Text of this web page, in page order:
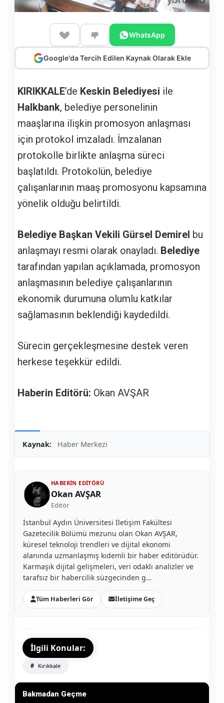
WhatsApp
Google'da Tercih Edilen Kaynak Olarak Ekle
KIRIKKALE’de Keskin Belediyesi ile
Halkbank, belediye personelinin
maaşlarına ilişkin promosyon anlaşması
için protokol imzaladı. İmzalanan
protokolle birlikte anlaşma süreci
başlatıldı. Protokolün, belediye
çalışanlarının maaş promosyonu kapsamına
yönelik olduğu belirtildi.
Belediye Başkan Vekili Gürsel Demirel bu
anlaşmayı resmi olarak onayladı. Belediye
tarafından yapılan açıklamada, promosyon
anlaşmasının belediye çalışanlarının
ekonomik durumuna olumlu katkılar
sağlamasının beklendiği kaydedildi.
Sürecin gerçekleşmesine destek veren
herkese teşekkür edildi.
Haberin Editörü: Okan AVŞAR
Kaynak: Haber Merkezi
HABERIN EDITÖRÜ
Okan AVŞAR
Editör
İstanbul Aydın Üniversitesi İletişim Fakültesi
Gazetecilik Bölümü mezunu olan Okan AVŞAR,
küresel teknoloji trendleri ve dijital ekonomi
alanında uzmanlaşmış kıdemli bir haber editörüdür.
Karmaşık dijital gelişmeleri, veri odaklı analizler ve
tarafsız bir habercilik süzgecinden g…
Tüm Haberleri Gör İletişime Geç
İlgili Konular:
Kırıkkale
Bakmadan Geçme